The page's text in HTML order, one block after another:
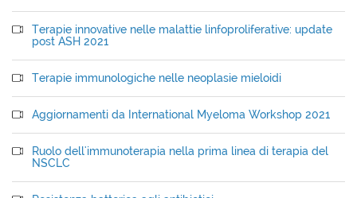
Terapie innovative nelle malattie linfoproliferative: update
post ASH 2021
Terapie immunologiche nelle neoplasie mieloidi
Aggiornamenti da International Myeloma Workshop 2021
Ruolo dell'immunoterapia nella prima linea di terapia del
NSCLC